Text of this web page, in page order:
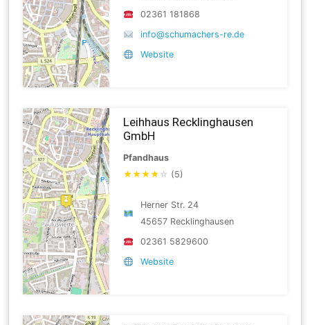
02361 181868
info@schumachers-re.de
Website
Leihhaus Recklinghausen
GmbH
Pfandhaus
★★★★ ☆ (5)
Herner Str. 24
45657 Recklinghausen
02361 5829600
Website